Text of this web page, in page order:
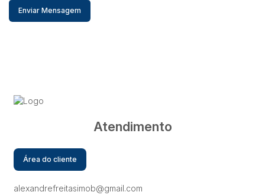
Atendimento
Área do cliente
alexandrefreitasimob@gmail.com